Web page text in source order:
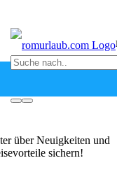
&
über Neuigkeiten und
sichern!